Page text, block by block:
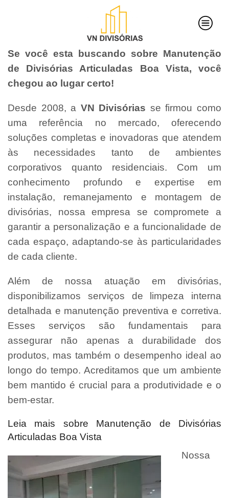
Se você esta buscando sobre Manutenção
de Divisórias Articuladas Boa Vista, você
chegou ao lugar certo!
Desde 2008, a VN Divisórias se firmou como
uma referência no mercado, oferecendo
soluções completas e inovadoras que atendem
às necessidades tanto de ambientes
corporativos quanto residenciais. Com um
conhecimento profundo e expertise em
instalação, remanejamento e montagem de
divisórias, nossa empresa se compromete a
garantir a personalização e a funcionalidade de
cada espaço, adaptando-se às particularidades
de cada cliente.
Além de nossa atuação em divisórias,
disponibilizamos serviços de limpeza interna
detalhada e manutenção preventiva e corretiva.
Esses serviços são fundamentais para
assegurar não apenas a durabilidade dos
produtos, mas também o desempenho ideal ao
longo do tempo. Acreditamos que um ambiente
bem mantido é crucial para a produtividade e o
bem-estar.
Leia mais sobre Manutenção de Divisórias
Articuladas Boa Vista
Nossa